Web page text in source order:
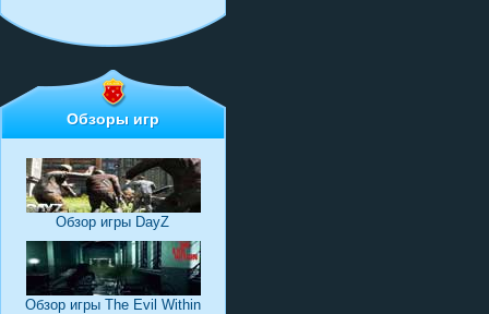
Обзоры игр
Обзор игры DayZ
Обзор игры The Evil Within